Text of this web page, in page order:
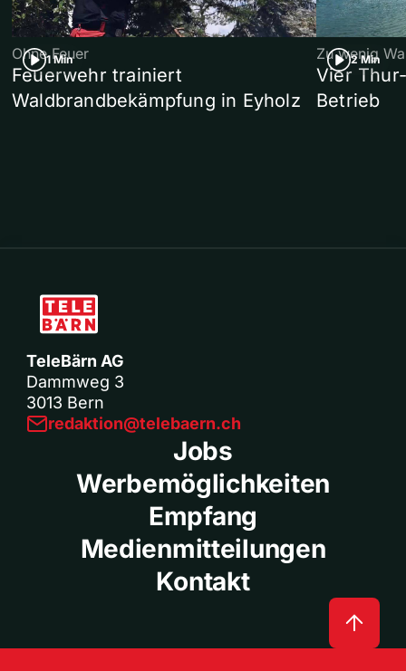
1 Min
Ohne Feuer
Feuerwehr trainiert
Waldbrandbekämpfung in Eyholz
2 Min
Zu wenig
Vier
Betrieb
TeleBärn AG
Dammweg 3
3013 Bern
redaktion@telebaern.ch
Jobs
Werbemöglichkeiten
Empfang
Medienmitteilungen
Kontakt